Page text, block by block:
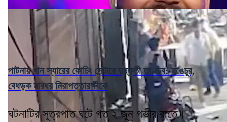
পাটনায় খান স্যারের কোচিং সেন্টারে দুষ্কৃতী তাণ্ডব: ভাঙচুর,
বেধড়ক মারধর নিরাপত্তারক্ষীকে
ঘটনাটির সূত্রপাত ঘটে গত ২ জুন গভীর রাতে।